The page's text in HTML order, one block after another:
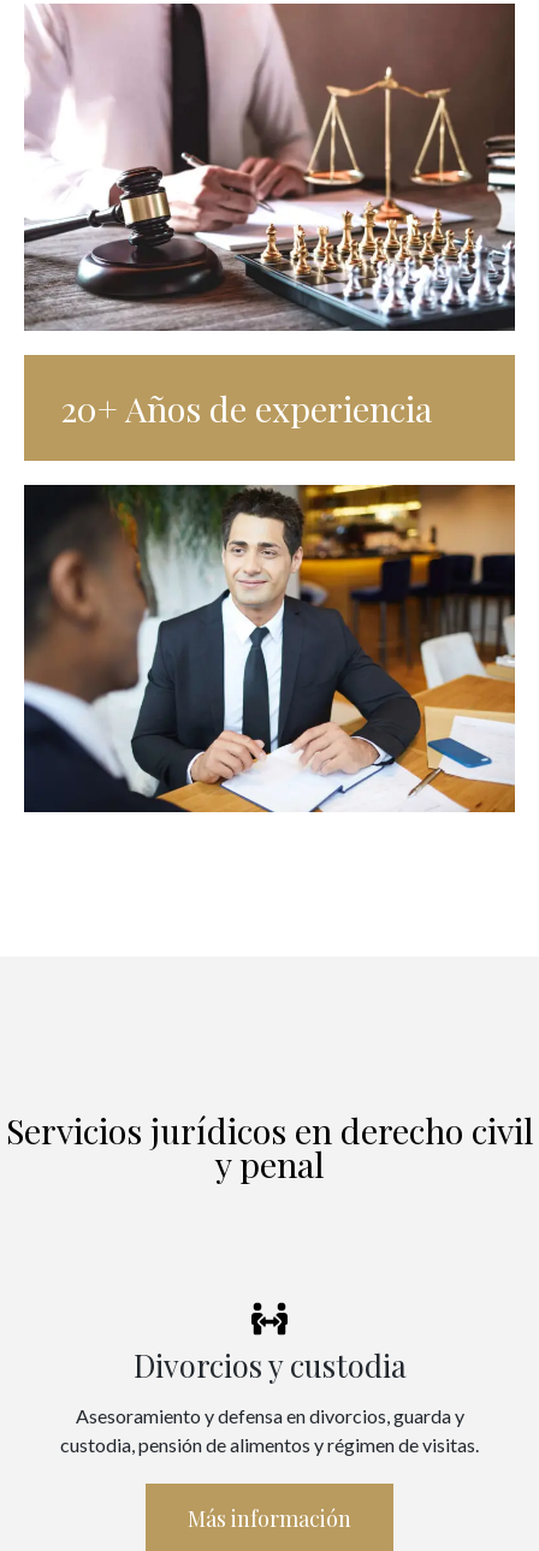
20+ Años de experiencia
Servicios jurídicos en derecho civil
y penal
Divorcios y custodia
Asesoramiento y defensa en divorcios, guarda y
custodia, pensión de alimentos y régimen de visitas.
Más información